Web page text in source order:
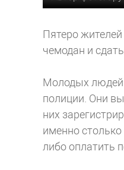
Пятеро
чемодан и
Молодых людей
полиции. Они
них
именно
либо оплатить